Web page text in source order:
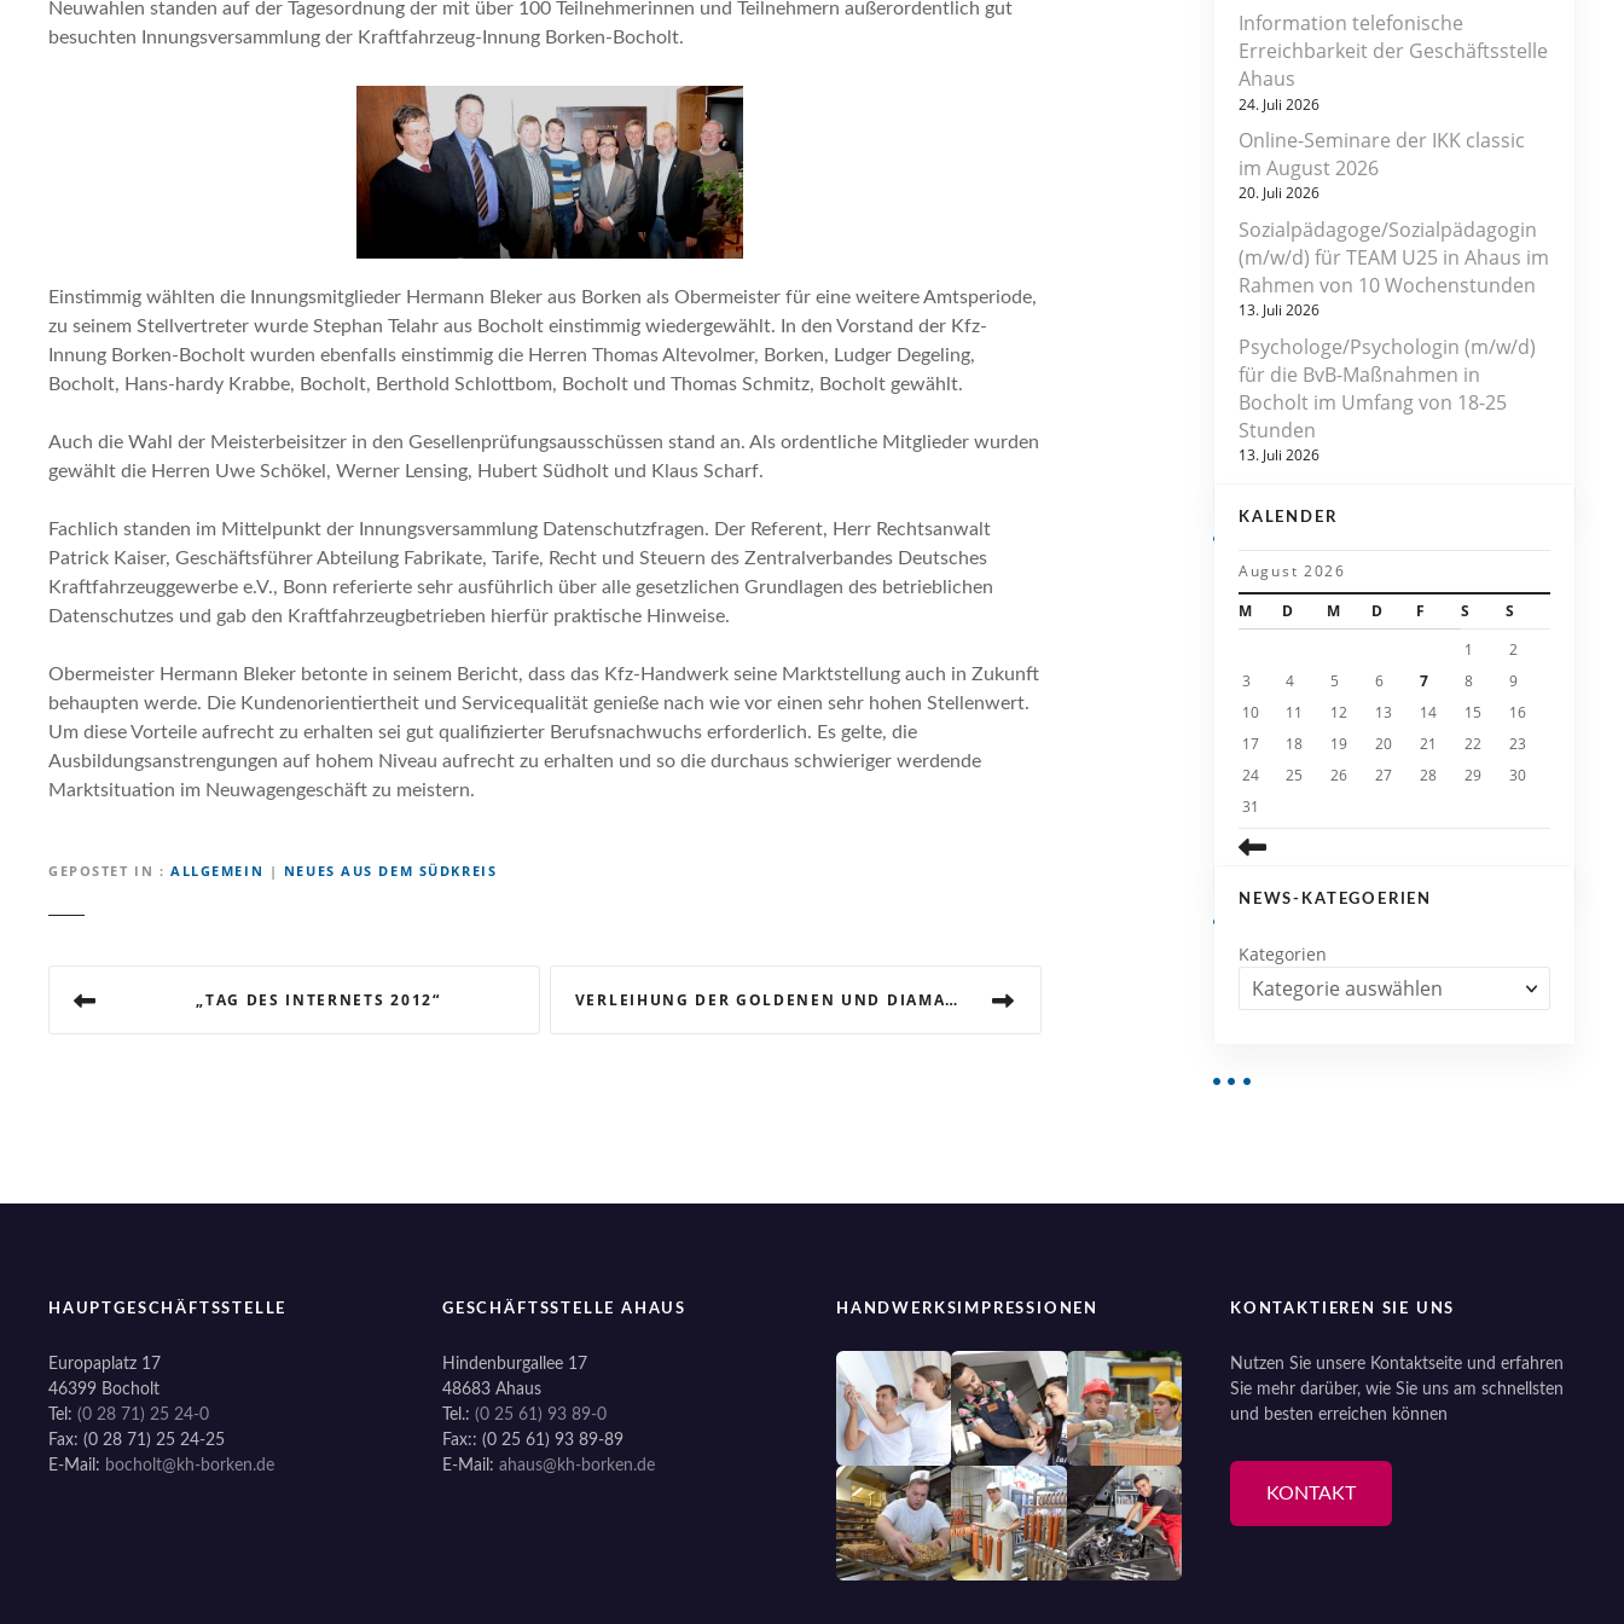
Neuwahlen standen auf der Tagesordnung der mit über 100 Teilnehmerinnen und Teilnehmern außerordentlich gut
besuchten Innungsversammlung der Kraftfahrzeug-Innung Borken-Bocholt.
Einstimmig wählten die Innungsmitglieder Hermann Bleker aus Borken als Obermeister für eine weitere Amtsperiode,
zu seinem Stellvertreter wurde Stephan Telahr aus Bocholt einstimmig wiedergewählt. In den Vorstand der Kfz-
Innung Borken-Bocholt wurden ebenfalls einstimmig die Herren Thomas Altevolmer, Borken, Ludger Degeling,
Bocholt, Hans-hardy Krabbe, Bocholt, Berthold Schlottbom, Bocholt und Thomas Schmitz, Bocholt gewählt.
Auch die Wahl der Meisterbeisitzer in den Gesellenprüfungsausschüssen stand an. Als ordentliche Mitglieder wurden
gewählt die Herren Uwe Schökel, Werner Lensing, Hubert Südholt und Klaus Scharf.
Fachlich standen im Mittelpunkt der Innungsversammlung Datenschutzfragen. Der Referent, Herr Rechtsanwalt
Patrick Kaiser, Geschäftsführer Abteilung Fabrikate, Tarife, Recht und Steuern des Zentralverbandes Deutsches
Kraftfahrzeuggewerbe e.V., Bonn referierte sehr ausführlich über alle gesetzlichen Grundlagen des betrieblichen
Datenschutzes und gab den Kraftfahrzeugbetrieben hierfür praktische Hinweise.
Obermeister Hermann Bleker betonte in seinem Bericht, dass das Kfz-Handwerk seine Marktstellung auch in Zukunft
behaupten werde. Die Kundenorientiertheit und Servicequalität genieße nach wie vor einen sehr hohen Stellenwert.
Um diese Vorteile aufrecht zu erhalten sei gut qualifizierter Berufsnachwuchs erforderlich. Es gelte, die
Ausbildungsanstrengungen auf hohem Niveau aufrecht zu erhalten und so die durchaus schwieriger werdende
Marktsituation im Neuwagengeschäft zu meistern.
GEPOSTET IN ALLGEMEIN | NEUES AUS DEM SÜDKREIS
n
a
v
„TAG DES INTERNETS 2012“ VERLEIHUNG DER GOLDENEN UND DIAMANTENEN MEISTERBRIEFE BEIM „ALTMEISTERFEST“ AM 30.10.2012 IM TEXTILWERK IN BOCHOLT
Information telefonische
Erreichbarkeit der Geschäftsstelle
Ahaus
24. Juli 2026
Online-Seminare der IKK classic
im August 2026
20. Juli 2026
Sozialpädagoge/Sozialpädagogin
(m/w/d) für TEAM U25 in Ahaus im
Rahmen von 10 Wochenstunden
13. Juli 2026
Psychologe/Psychologin (m/w/d)
für die BvB-Maßnahmen in
Bocholt im Umfang von 18-25
Stunden
13. Juli 2026
KALENDER
August 2026
M
D M D F S
S
1
2
3
4 5 6 7 8
9
10
11 12 13 14 15
16
17
18 19 20 21 22
23
24
25 26 27 28 29
30
31
NEWS-KATEGOERIEN
Kategorien
HAUPTGESCHÄFTSSTELLE
Europaplatz 17
46399 Bocholt
Tel: (0 28 71) 25 24-0
Fax: (0 28 71) 25 24-25
E-Mail: bocholt@kh-borken.de
GESCHÄFTSSTELLE AHAUS
Hindenburgallee 17
48683 Ahaus
Tel.: (0 25 61) 93 89-0
Fax:: (0 25 61) 93 89-89
E-Mail: ahaus@kh-borken.de
HANDWERKSIMPRESSIONEN KONTAKTIEREN SIE UNS
Nutzen Sie unsere Kontaktseite und erfahren
Sie mehr darüber, wie Sie uns am schnellsten
und besten erreichen können
KONTAKT